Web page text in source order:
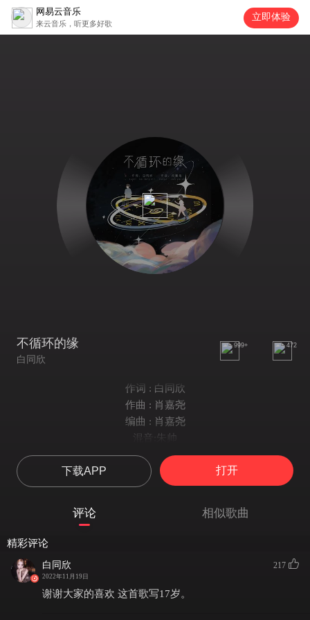
网易云音乐
来云音乐，听更多好歌
立即体验
不循环的缘
白同欣
999+ 472
作词 : 白同欣
作曲 : 肖嘉尧
编曲 : 肖嘉尧
混音:朱帅
我渴望面前的人看破我
藏不住天真包裹着期待
每次听到铃声响落
外套里独特的味道
下载APP 打开
评论 相似歌曲
精彩评论
白同欣
2022年11月19日
217
谢谢大家的喜欢 这首歌写17岁。